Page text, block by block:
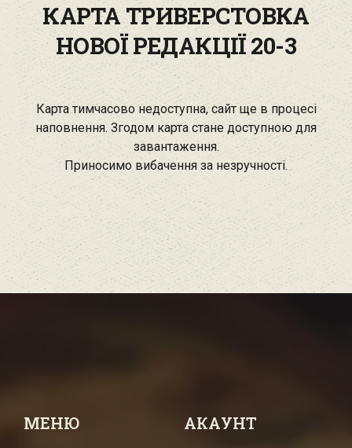
КАРТА ТРИВЕРСТОВКА
НОВОЇ РЕДАКЦІЇ 20-3
Карта тимчасово недоступна, сайт ще в процесі
наповнення. Згодом карта стане доступною для
завантаження.
Приносимо вибачення за незручності.
МЕНЮ АКАУНТ